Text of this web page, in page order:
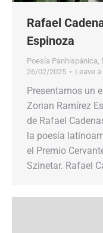
Rafael
Espinoza
Poesía Panhispánica,
26/02/2025
Leave
Presentamos un
Zorian Ramírez
de Rafael
la poesía
el Premio
Szinetar. Rafael